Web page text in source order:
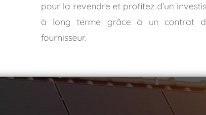
pour la revendre et profitez d’un
à long terme grâce à un contrat
fournisseur.